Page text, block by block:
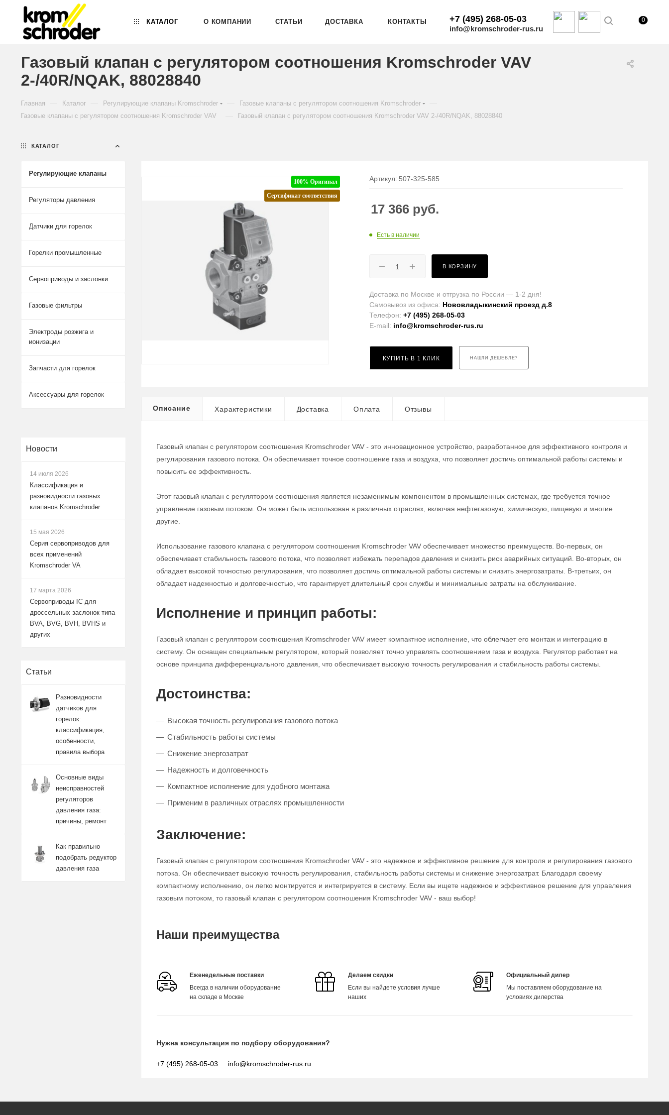
КАТАЛОГ О КОМПАНИИ СТАТЬИ ДОСТАВКА КОНТАКТЫ +7 (495) 268-05-03
info@kromschroder-rus.ru
0
Газовый клапан с регулятором соотношения Kromschroder VAV
2-/40R/NQAK, 88028840
Главная Каталог Регулирующие клапаны Kromschroder Газовые клапаны с регулятором соотношения Kromschroder
Газовые клапаны с регулятором соотношения Kromschroder VAV Газовый клапан с регулятором соотношения Kromschroder VAV 2-/40R/NQAK, 88028840
100% Оригинал
Сертификат соответствия
Артикул: 507-325-585
17 366 руб.
Есть в наличии
В КОРЗИНУ
Доставка по Москве и отгрузка по России — 1-2 дня!
Самовывоз из офиса: Нововладыкинский проезд д.8
Телефон:+7 (495) 268-05-03
E-mail: info@kromschroder-rus.ru
КУПИТЬ В 1 КЛИК НАШЛИ ДЕШЕВЛЕ?
Описание Характеристики Доставка Оплата Отзывы
Газовый клапан с регулятором соотношения Kromschroder VAV - это инновационное устройство, разработанное для эффективного контроля и
регулирования газового потока. Он обеспечивает точное соотношение газа и воздуха, что позволяет достичь оптимальной работы системы и
повысить ее эффективность.
Этот газовый клапан с регулятором соотношения является незаменимым компонентом в промышленных системах, где требуется точное
управление газовым потоком. Он может быть использован в различных отраслях, включая нефтегазовую, химическую, пищевую и многие
другие.
Использование газового клапана с регулятором соотношения Kromschroder VAV обеспечивает множество преимуществ. Во-первых, он
обеспечивает стабильность газового потока, что позволяет избежать перепадов давления и снизить риск аварийных ситуаций. Во-вторых, он
обладает высокой точностью регулирования, что позволяет достичь оптимальной работы системы и снизить энергозатраты. В-третьих, он
обладает надежностью и долговечностью, что гарантирует длительный срок службы и минимальные затраты на обслуживание.
Исполнение и принцип работы:
Газовый клапан с регулятором соотношения Kromschroder VAV имеет компактное исполнение, что облегчает его монтаж и интеграцию в
систему. Он оснащен специальным регулятором, который позволяет точно управлять соотношением газа и воздуха. Регулятор работает на
основе принципа дифференциального давления, что обеспечивает высокую точность регулирования и стабильность работы системы.
Достоинства:
Высокая точность регулирования газового потока
Стабильность работы системы
Снижение энергозатрат
Надежность и долговечность
Компактное исполнение для удобного монтажа
Применим в различных отраслях промышленности
Заключение:
Газовый клапан с регулятором соотношения Kromschroder VAV - это надежное и эффективное решение для контроля и регулирования газового
потока. Он обеспечивает высокую точность регулирования, стабильность работы системы и снижение энергозатрат. Благодаря своему
компактному исполнению, он легко монтируется и интегрируется в систему. Если вы ищете надежное и эффективное решение для управления
газовым потоком, то газовый клапан с регулятором соотношения Kromschroder VAV - ваш выбор!
Наши преимущества
Еженедельные поставки
Всегда в наличии оборудование
на складе в Москве
Делаем скидки
Если вы найдете условия лучше
наших
Официальный дилер
Мы поставляем оборудование на
условиях дилерства
Нужна консультация по подбору оборудования?
+7 (495) 268-05-03 info@kromschroder-rus.ru
КАТАЛОГ
Регулирующие клапаны
Регуляторы давления
Датчики для горелок
Горелки промышленные
Сервоприводы и заслонки
Газовые фильтры
Электроды розжига и
ионизации
Запчасти для горелок
Аксессуары для горелок
Новости
14 июля 2026
Классификация и
разновидности газовых
клапанов Kromschroder
15 мая 2026
Серия сервоприводов для
всех применений
Kromschroder VA
17 марта 2026
Сервоприводы IC для
дроссельных заслонок типа
BVA, BVG, BVH, BVHS и
других
Статьи
Разновидности
датчиков для
горелок:
классификация,
особенности,
правила выбора
Основные виды
неисправностей
регуляторов
давления газа:
причины, ремонт
Как правильно
подобрать редуктор
давления газа